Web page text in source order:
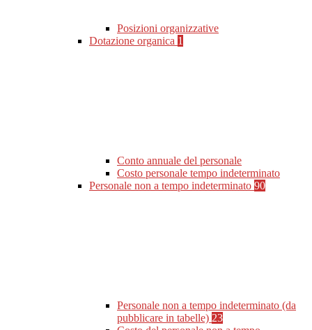
Posizioni organizzative
Dotazione organica 1
Conto annuale del personale
Costo personale tempo indeterminato
Personale non a tempo indeterminato 90
Personale non a tempo indeterminato (da
pubblicare in tabelle) 23